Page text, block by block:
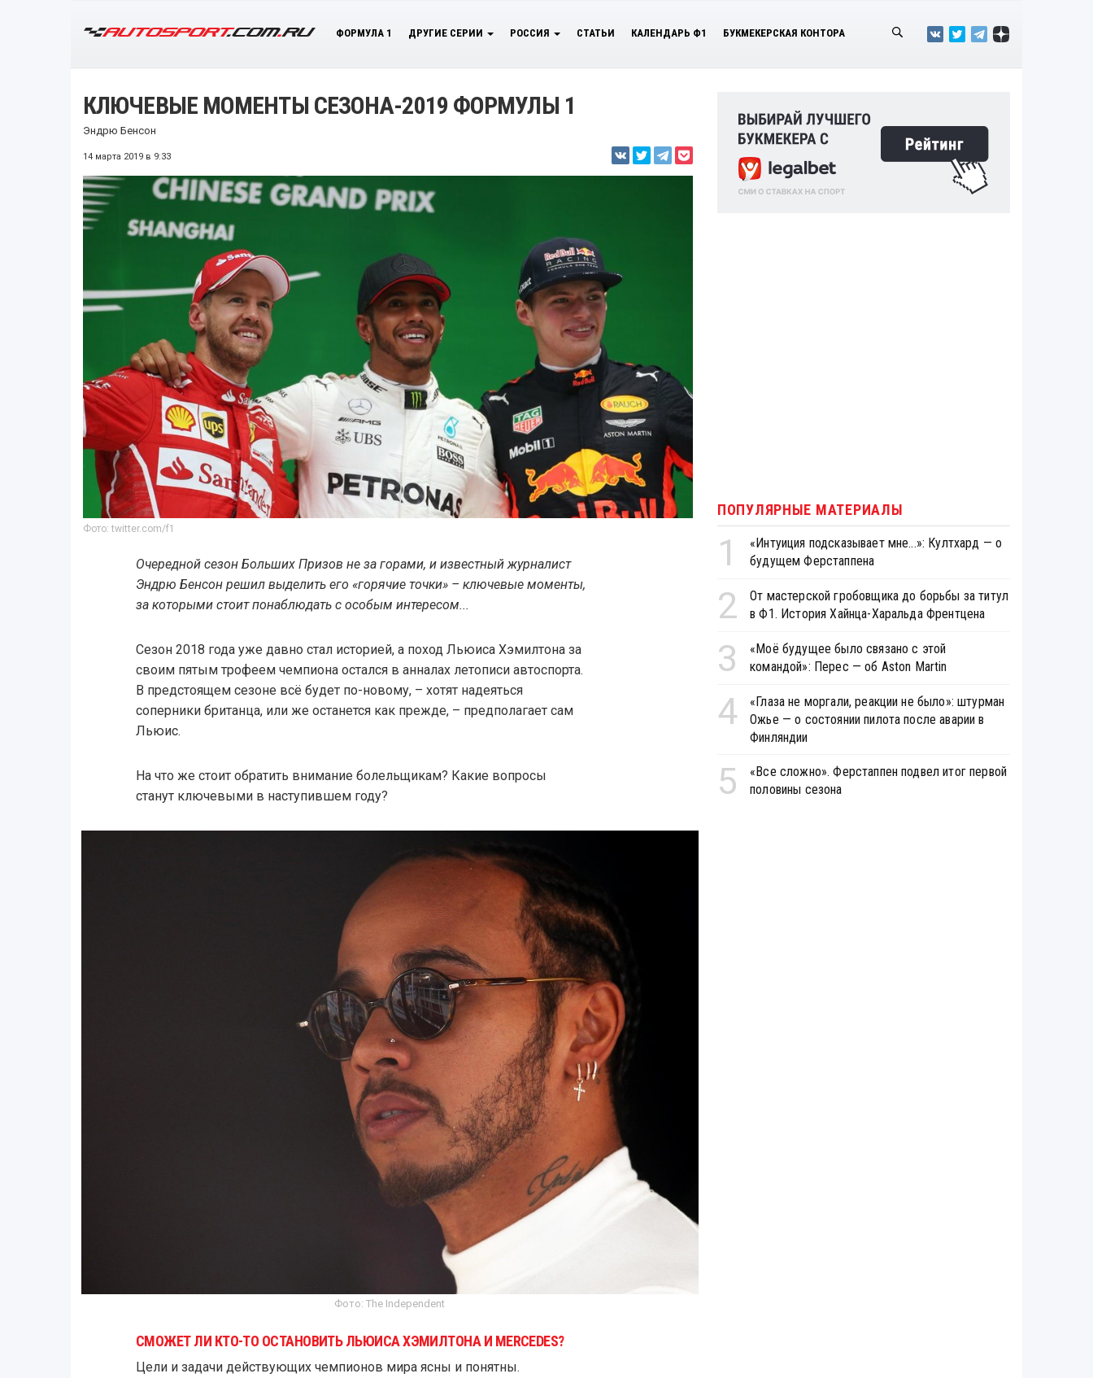
ФОРМУЛА 1 ДРУГИЕ СЕРИИ РОССИЯ СТАТЬИ КАЛЕНДАРЬ Ф1 БУКМЕКЕРСКАЯ КОНТОРА
КЛЮЧЕВЫЕ МОМЕНТЫ СЕЗОНА-2019 ФОРМУЛЫ 1
Эндрю Бенсон
14 марта 2019 в 9:33
Фото: twitter.com/f1
Очередной сезон Больших Призов не за горами, и известный журналист
Эндрю Бенсон решил выделить его «горячие точки» – ключевые моменты,
за которыми стоит понаблюдать с особым интересом...
Сезон 2018 года уже давно стал историей, а поход Льюиса Хэмилтона за
своим пятым трофеем чемпиона остался в анналах летописи автоспорта.
В предстоящем сезоне всё будет по-новому, – хотят надеяться
соперники британца, или же останется как прежде, – предполагает сам
Льюис.
На что же стоит обратить внимание болельщикам? Какие вопросы
станут ключевыми в наступившем году?
Фото: The Independent
СМОЖЕТ ЛИ КТО-ТО ОСТАНОВИТЬ ЛЬЮИСА ХЭМИЛТОНА И MERCEDES?
Цели и задачи действующих чемпионов мира ясны и понятны.
ПОПУЛЯРНЫЕ МАТЕРИАЛЫ
1
«Интуиция подсказывает мне...»: Култхард — о
будущем Ферстаппена
2
От мастерской гробовщика до борьбы за титул
в Ф1. История Хайнца-Харальда Френтцена
3
«Моё будущее было связано с этой
командой»: Перес — об Aston Martin
4
«Глаза не моргали, реакции не было»: штурман
Ожье — о состоянии пилота после аварии в
Финляндии
5
«Все сложно». Ферстаппен подвел итог первой
половины сезона